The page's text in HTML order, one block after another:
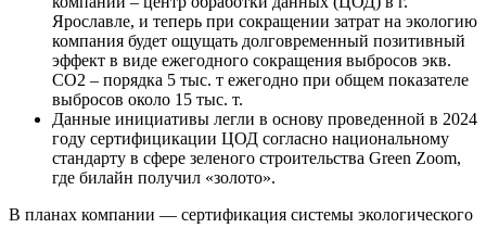
Ярославле, и теперь при сокращении затрат на экологию
компания будет ощущать долговременный позитивный
эффект в виде ежегодного сокращения выбросов экв.
СО2 – порядка 5 тыс. т ежегодно при общем показателе
выбросов около 15 тыс. т.
Данные инициативы легли в основу проведенной в 2024
году сертифицикации ЦОД согласно национальному
стандарту в сфере зеленого строительства Green Zoom,
где билайн получил «золото».
В планах компании — сертификация системы экологического